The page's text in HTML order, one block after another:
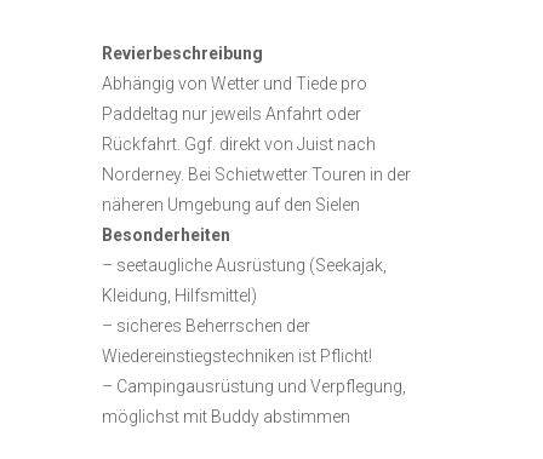
Revierbeschreibung
Abhängig von Wetter und Tiede pro
Paddeltag nur jeweils Anfahrt oder
Rückfahrt. Ggf. direkt von Juist nach
Norderney. Bei Schietwetter Touren in der
näheren Umgebung auf den Sielen
Besonderheiten
– seetaugliche Ausrüstung (Seekajak,
Kleidung, Hilfsmittel)
– sicheres Beherrschen der
Wiedereinstiegstechniken ist Pflicht!
– Campingausrüstung und Verpflegung,
möglichst mit Buddy abstimmen